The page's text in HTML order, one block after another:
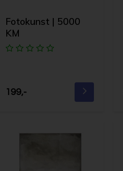
Fotokunst | 5000
KM
199,-